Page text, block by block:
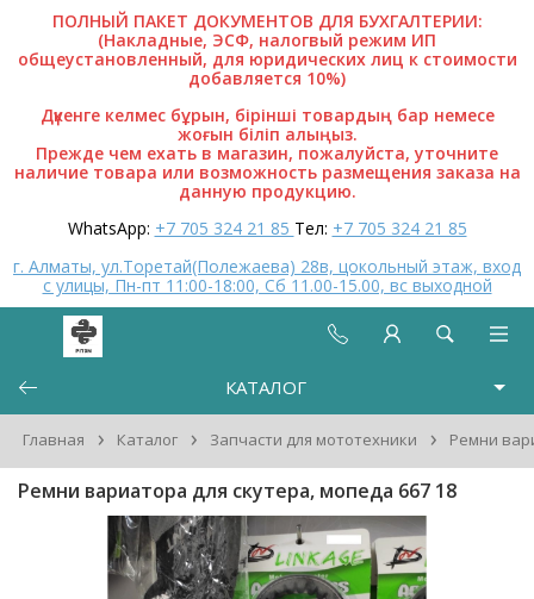
ПОЛНЫЙ ПАКЕТ ДОКУМЕНТОВ ДЛЯ БУХГАЛТЕРИИ:
(Накладные, ЭСФ, налогвый режим ИП
общеустановленный, для юридических лиц к стоимости
добавляется 10%)
Дүкенге келмес бұрын, бірінші товардың бар немесе
жоғын біліп алыңыз.
Прежде чем ехать в магазин, пожалуйста, уточните
наличие товара или возможность размещения заказа на
данную продукцию.
WhatsApp: +7 705 324 21 85 Тел: +7 705 324 21 85
г. Алматы, ул.Торетай(Полежаева) 28в, цокольный этаж, вход
с улицы, Пн-пт 11:00-18:00, Сб 11.00-15.00, вс выходной
КАТАЛОГ
Главная › Каталог › Запчасти для мототехники › Ремни
Ремни вариатора для скутера, мопеда 667 18